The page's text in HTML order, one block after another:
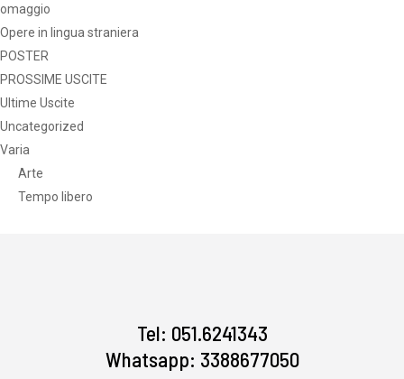
omaggio
Opere in lingua straniera
POSTER
PROSSIME USCITE
Ultime Uscite
Uncategorized
Varia
Arte
Tempo libero
Tel: 051.6241343
Whatsapp: 3388677050